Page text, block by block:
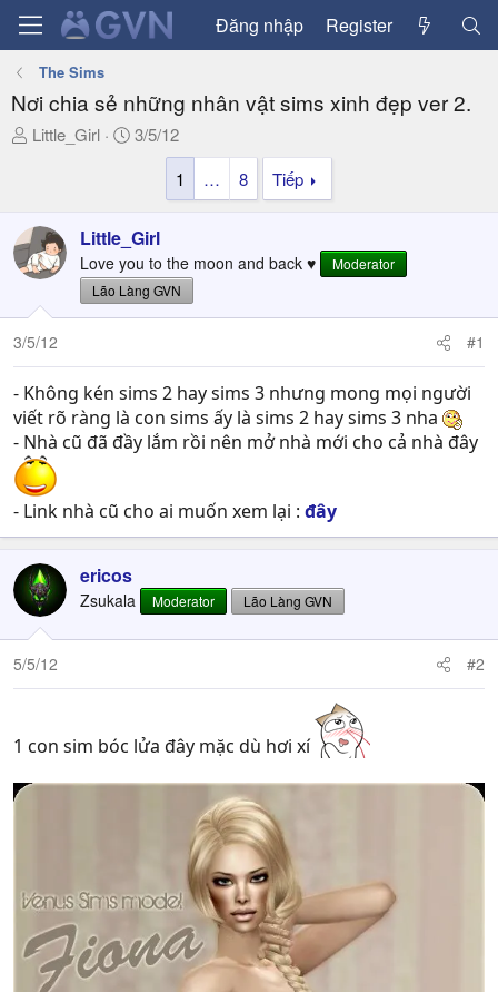
Đăng nhập Register
The Sims
Nơi chia sẻ những nhân vật sims xinh đẹp ver 2.
T
a
d
s
a
r
t
e
r
Little_Girl
N
g
ử
i
3/5/12
1
… 8 Tiếp
Little_Girl
Love you to the moon and back ♥
Moderator
Lão Làng GVN
3/5/12 #1
- Không kén sims 2 hay sims 3 nhưng mong mọi người
viết rõ ràng là con sims ấy là sims 2 hay sims 3 nha
- Nhà cũ đã đầy lắm rồi nên mở nhà mới cho cả nhà đây
- Link nhà cũ cho ai muốn xem lại : đây
ericos
Zsukala Moderator Lão Làng GVN
5/5/12 #2
1 con sim bóc lửa đây mặc dù hơi xí